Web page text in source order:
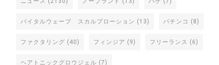
バイタルウェーブ スカルプローション (13) パチンコ (8)
ファクタリング (40) フィンジア (9) フリーランス (6)
ヘアトニックグロウジェル (7)